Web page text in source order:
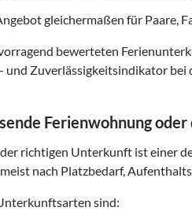
gleichermaßen für Paare,
bewerteten
und Zuverlässigkeitsindikator bei
Ferienwohnung
richtigen Unterkunft ist einer
nach Platzbedarf,
sind: